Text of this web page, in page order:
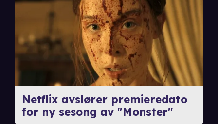
Netflix avslører premieredato
for ny sesong av "Monster"